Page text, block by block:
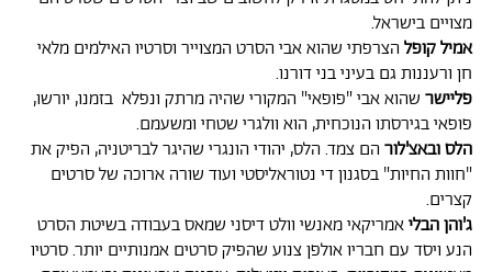
מצויים בישראל.
אמיל קופל הצרפתי שהוא אבי הסרט המצוייר וסרטיו האילמים מלאי
חן ורעננות גם בעיני בני דורנו.
פליישר שהוא אבי "פופאי" המקורי שהיה מרתק ונפלא בזמנו, יורשו,
פופאי בגירסתו הנוכחית, הוא וולגרי שטחי ומשעמם.
הלס ובאצ'לור הם צמד. הלס, יהודי הונגרי שהיגר לבריטניה, הפיק את
"חוות החיות" בסגנון די נטוראליסטי ועוד שורה ארוכה של סרטים
קצרים.
ג'והן הבליאמריקאי מאנשי וולט דיסני שמאס בעבודה בשיטת הסרט
הנע ויסד עם חבריו אולפן צנוע שהפיק סרטים אמנותיים יותר. סרטיו